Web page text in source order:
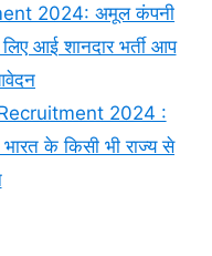
2024: अमूल कंपनी
आई शानदार भर्ती आप
2024 :
भारत के किसी भी राज्य से